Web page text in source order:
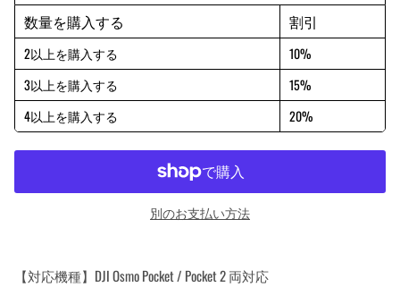
数量を購入する 割引
2以上を購入する
10%
3以上を購入する
15%
4以上を購入する
20%
別のお支払い方法
【対応機種】DJI Osmo Pocket / Pocket 2 両対応